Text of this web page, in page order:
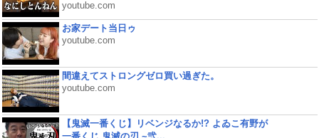
youtube.com
お家デート当日ゥ
youtube.com
間違えてストロングゼロ買い過ぎた。
youtube.com
【鬼滅一番くじ】リベンジなるか!? よゐこ有野が